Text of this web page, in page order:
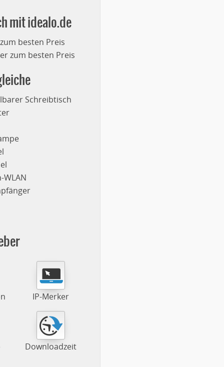
mit idealo.de
besten Preis
zum besten Preis
Schreibtisch
IP-Merker
Downloadzeit